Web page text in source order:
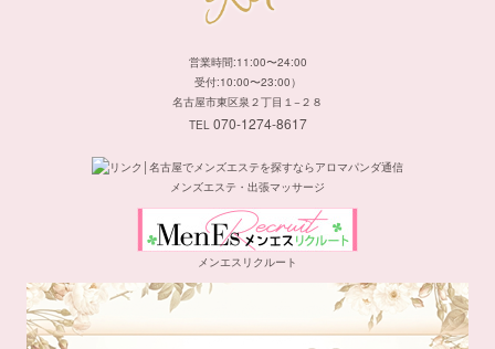
営業時間:11:00〜24:00
受付:10:00〜23:00）
名古屋市東区泉２丁目１−２８
TEL 070-1274-8617
メンズエステ・出張マッサージ
メンエスリクルート